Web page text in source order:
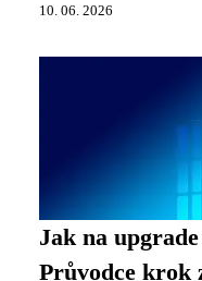
10. 06. 2026
Jak na
Průvodce krok